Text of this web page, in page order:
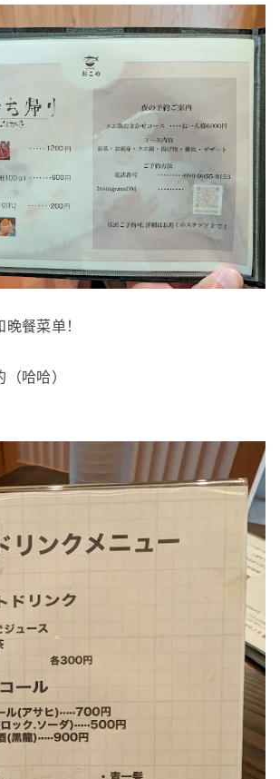
餐菜单！
哈哈）